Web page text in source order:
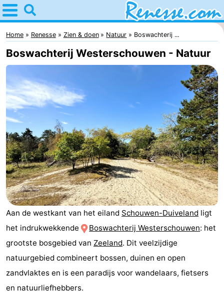
Home
Renesse
Tips
Voor
kinderen
Overnachten
Appartementen
-
Port
Greve
-
Zeeuwse
Kust
Bed
(&
Campings
Vakantiehuizen
Home Renesse Zien & doen Natuur Boswachterij ...
Boswachterij Westerschouwen - Natuur
Aan de westkant van het eiland Schouwen-Duiveland ligt
het indrukwekkende
Boswachterij Westerschouwen: het
grootste bosgebied van Zeeland. Dit veelzijdige
natuurgebied combineert bossen, duinen en open
zandvlaktes en is een paradijs voor wandelaars, fietsers
en natuurliefhebbers.